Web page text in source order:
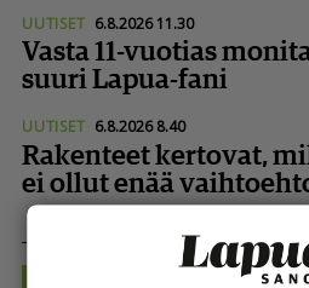
UUTISET 6.8.2026 11.30
Vasta 11-vuotias
suuri Lapua-fani
UUTISET 6.8.2026 8.40
Rakenteet kertovat,
ei ollut enää